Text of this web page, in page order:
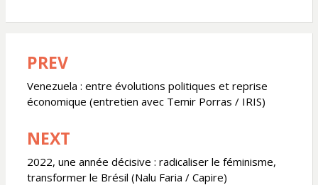
Navigation
de
l’article
PREV
Venezuela : entre évolutions politiques et reprise
économique (entretien avec Temir Porras / IRIS)
NEXT
2022, une année décisive : radicaliser le féminisme,
transformer le Brésil (Nalu Faria / Capire)